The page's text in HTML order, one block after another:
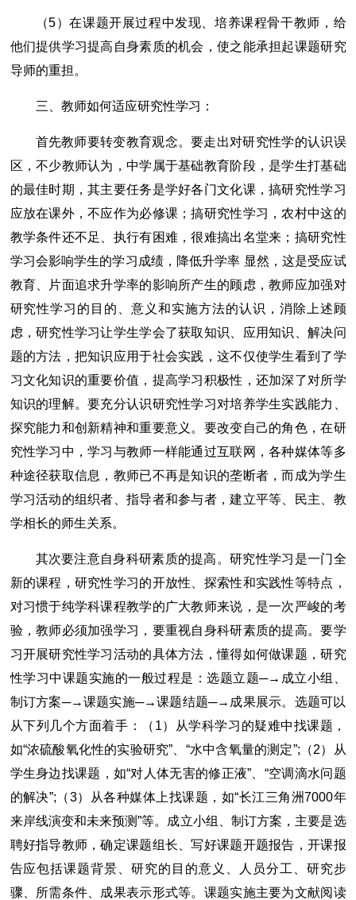
（5）在课题开展过程中发现、培养课程骨干教师，给
他们提供学习提高自身素质的机会，使之能承担起课题研究
导师的重担。
三、教师如何适应研究性学习：
首先教师要转变教育观念。要走出对研究性学的认识误
区，不少教师认为，中学属于基础教育阶段，是学生打基础
的最佳时期，其主要任务是学好各门文化课，搞研究性学习
应放在课外，不应作为必修课；搞研究性学习，农村中这的
教学条件还不足、执行有困难，很难搞出名堂来；搞研究性
学习会影响学生的学习成绩，降低升学率 显然，这是受应试
教育、片面追求升学率的影响所产生的顾虑，教师应加强对
研究性学习的目的、意义和实施方法的认识，消除上述顾
虑，研究性学习让学生学会了获取知识、应用知识、解决问
题的方法，把知识应用于社会实践，这不仅使学生看到了学
习文化知识的重要价值，提高学习积极性，还加深了对所学
知识的理解。要充分认识研究性学习对培养学生实践能力、
探究能力和创新精神和重要意义。要改变自己的角色，在研
究性学习中，学习与教师一样能通过互联网，各种媒体等多
种途径获取信息，教师已不再是知识的垄断者，而成为学生
学习活动的组织者、指导者和参与者，建立平等、民主、教
学相长的师生关系。
其次要注意自身科研素质的提高。研究性学习是一门全
新的课程，研究性学习的开放性、探索性和实践性等特点，
对习惯于纯学科课程教学的广大教师来说，是一次严峻的考
验，教师必须加强学习，要重视自身科研素质的提高。要学
习开展研究性学习活动的具体方法，懂得如何做课题，研究
性学习中课题实施的一般过程是：选题立题─→成立小组、
制订方案─→课题实施─→课题结题─→成果展示。选题可以
从下列几个方面着手：（1）从学科学习的疑难中找课题，
如“浓硫酸氧化性的实验研究”、“水中含氧量的测定”;（2）从
学生身边找课题，如“对人体无害的修正液”、“空调滴水问题
的解决”;（3）从各种媒体上找课题，如“长江三角洲7000年
来岸线演变和未来预测”等。成立小组、制订方案，主要是选
聘好指导教师，确定课题组长、写好课题开题报告，开课报
告应包括课题背景、研究的目的意义、人员分工、研究步
骤、所需条件、成果表示形式等。课题实施主要为文献阅读